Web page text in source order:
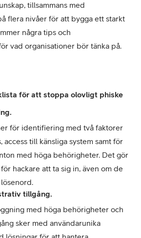
tillsammans med
flera nivåer för att bygga ett starkt
några tips och
vad organisationer bör tänka på.
för att stoppa olovligt phiske
för identifiering med två faktorer
access till känsliga system samt för
med höga behörigheter. Det gör
hackare att ta sig in, även om de
tillgång.
med höga behörigheter och
sker med användarunika